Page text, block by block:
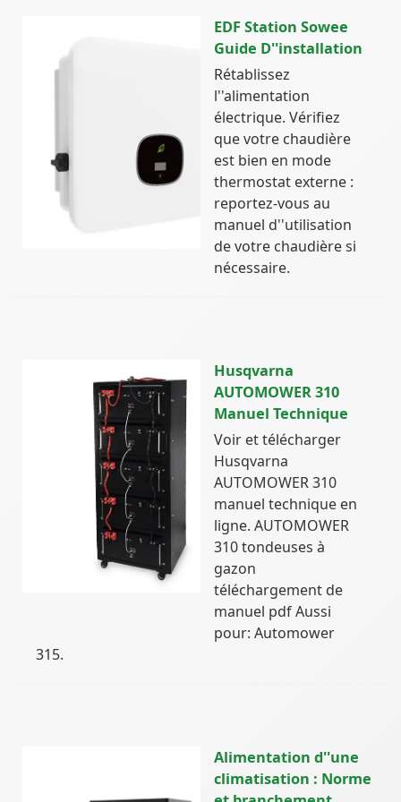
EDF Station Sowee
Guide D''installation
Rétablissez
l''alimentation
électrique. Vérifiez
que votre chaudière
est bien en mode
thermostat externe :
reportez-vous au
manuel d''utilisation
de votre chaudière si
nécessaire.
Husqvarna
AUTOMOWER 310
Manuel Technique
Voir et télécharger
Husqvarna
AUTOMOWER 310
manuel technique en
ligne. AUTOMOWER
310 tondeuses à
gazon
téléchargement de
manuel pdf Aussi
pour: Automower
315.
Alimentation d''une
climatisation : Norme